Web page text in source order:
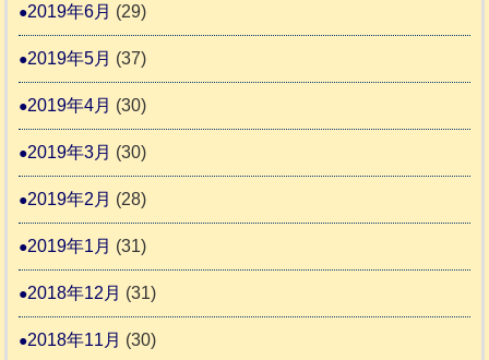
2019年6月 (29)
2019年5月 (37)
2019年4月 (30)
2019年3月 (30)
2019年2月 (28)
2019年1月 (31)
2018年12月 (31)
2018年11月 (30)